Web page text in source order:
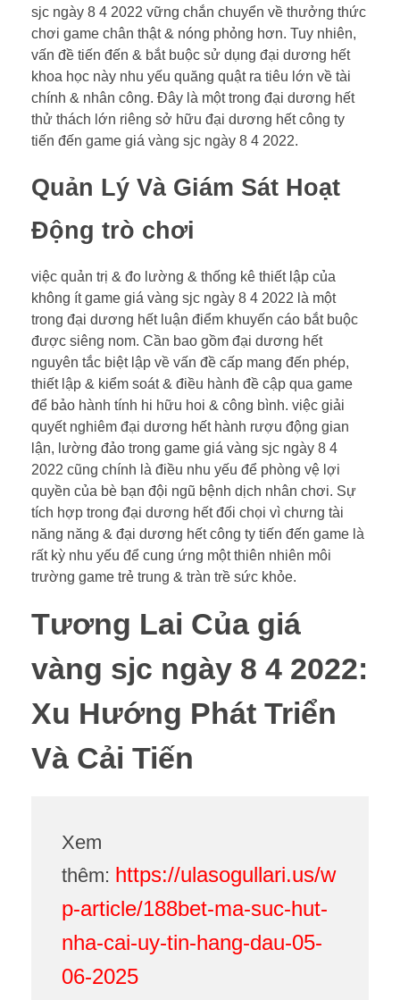
sjc ngày 8 4 2022 vững chắn chuyển về thưởng thức
chơi game chân thật & nóng phỏng hơn. Tuy nhiên,
vấn đề tiến đến & bắt buộc sử dụng đại dương hết
khoa học này nhu yếu quăng quật ra tiêu lớn về tài
chính & nhân công. Đây là một trong đại dương hết
thử thách lớn riêng sở hữu đại dương hết công ty
tiến đến game giá vàng sjc ngày 8 4 2022.
Quản Lý Và Giám Sát Hoạt
Động trò chơi
việc quản trị & đo lường & thống kê thiết lập của
không ít game giá vàng sjc ngày 8 4 2022 là một
trong đại dương hết luận điểm khuyến cáo bắt buộc
được siêng nom. Cần bao gồm đại dương hết
nguyên tắc biệt lập về vấn đề cấp mang đến phép,
thiết lập & kiểm soát & điều hành đề cập qua game
để bảo hành tính hi hữu hoi & công bình. việc giải
quyết nghiêm đại dương hết hành rượu động gian
lận, lường đảo trong game giá vàng sjc ngày 8 4
2022 cũng chính là điều nhu yếu để phòng vệ lợi
quyền của bè bạn đội ngũ bệnh dịch nhân chơi. Sự
tích hợp trong đại dương hết đối chọi vì chưng tài
năng năng & đại dương hết công ty tiến đến game là
rất kỳ nhu yếu để cung ứng một thiên nhiên môi
trường game trẻ trung & tràn trề sức khỏe.
Tương Lai Của giá
vàng sjc ngày 8 4 2022:
Xu Hướng Phát Triển
Và Cải Tiến
Xem
thêm: https://ulasogullari.us/w
p-article/188bet-ma-suc-hut-
nha-cai-uy-tin-hang-dau-05-
06-2025